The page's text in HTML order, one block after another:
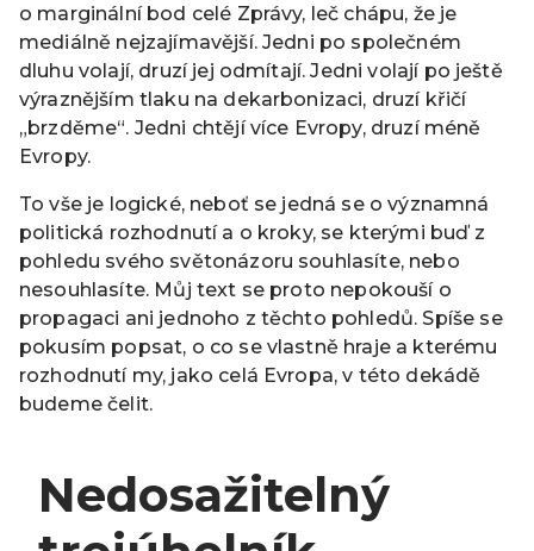
o marginální bod celé Zprávy, leč chápu, že je
mediálně nejzajímavější. Jedni po společném
dluhu volají, druzí jej odmítají. Jedni volají po ještě
výraznějším tlaku na dekarbonizaci, druzí křičí
„brzděme“. Jedni chtějí více Evropy, druzí méně
Evropy.
To vše je logické, neboť se jedná se o významná
politická rozhodnutí a o kroky, se kterými buď z
pohledu svého světonázoru souhlasíte, nebo
nesouhlasíte. Můj text se proto nepokouší o
propagaci ani jednoho z těchto pohledů. Spíše se
pokusím popsat, o co se vlastně hraje a kterému
rozhodnutí my, jako celá Evropa, v této dekádě
budeme čelit.
Nedosažitelný